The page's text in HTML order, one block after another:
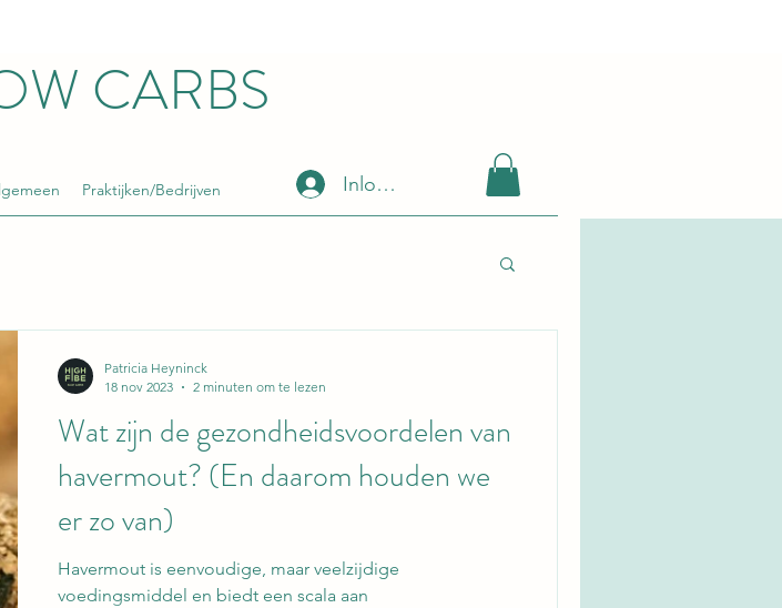
CARBS
Inloggen
Praktijken/Bedrijven
Wat zijn de gezondheidsvoordelen van
havermout? (En daarom houden we
er zo van)
Havermout is eenvoudige, maar veelzijdige
voedingsmiddel en biedt een scala aan
Patricia Heyninck
18 nov 2023
2 minuten om te lezen